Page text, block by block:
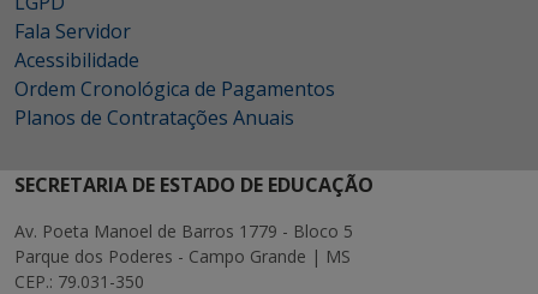
Fala Servidor
Acessibilidade
Ordem Cronológica de Pagamentos
Planos de Contratações Anuais
SECRETARIA DE ESTADO DE EDUCAÇÃO
Av. Poeta Manoel de Barros 1779 - Bloco 5
Parque dos Poderes - Campo Grande | MS
CEP.: 79.031-350